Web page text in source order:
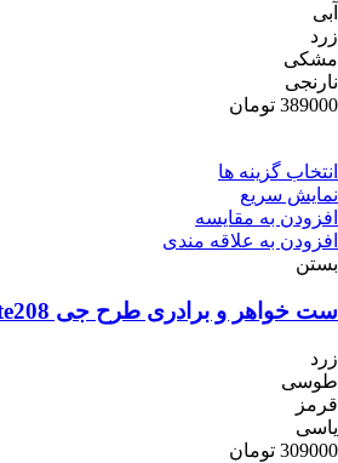
آبی
زرد
مشکی
نارنجی
389000 تومان
انتخاب گزینه ها
نمایش سریع
افزودن به مقایسه
افزودن به علاقه مندی
بستن
ست خواهر و برادری طرح جی te208
زرد
طوسی
قرمز
یاسی
309000 تومان